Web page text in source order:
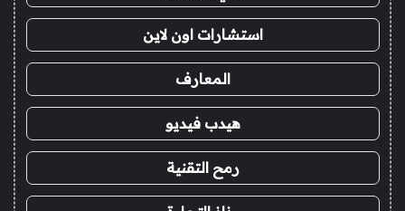
استشارات اون لاين
المعارف
هيدب فيديو
رمح التقنية